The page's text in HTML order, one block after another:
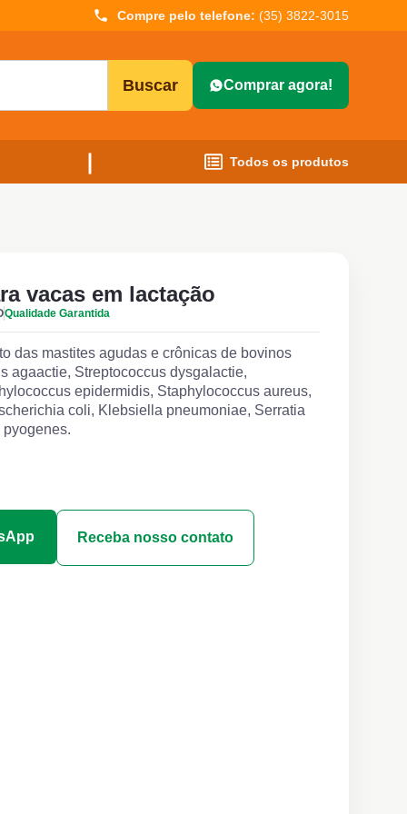
Compre pelo telefone: (35) 3822-3015
Buscar Comprar agora!
Todos os produtos
vacas em lactação
Qualidade Garantida
das mastites agudas e crônicas de bovinos
agaactie, Streptococcus dysgalactie,
epidermidis, Staphylococcus aureus,
coli, Klebsiella pneumoniae, Serratia
Receba nosso contato